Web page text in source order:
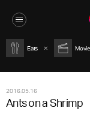
Eats
2016.05.16
Ants on a Shrimp